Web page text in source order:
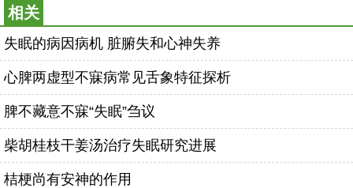
相关
失眠的病因病机 脏腑失和心神失养
心脾两虚型不寐病常见舌象特征探析
脾不藏意不寐“失眠”刍议
柴胡桂枝干姜汤治疗失眠研究进展
桔梗尚有安神的作用